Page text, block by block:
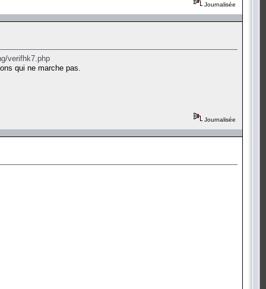
Journalisée
verifhk7.php
qui ne marche pas.
Journalisée